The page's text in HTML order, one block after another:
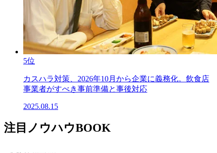
5位
カスハラ対策、2026年10月から企業に義務化。飲食店
事業者がすべき事前準備と事後対応
2025.08.15
注目ノウハウBOOK